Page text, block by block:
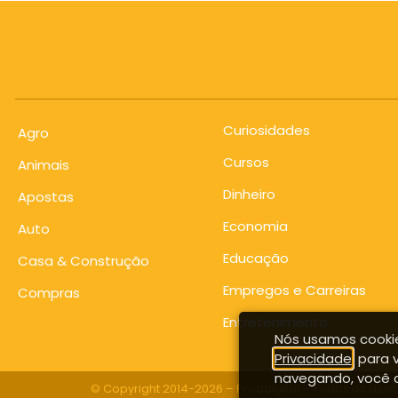
Agro
Animais
Apostas
Auto
Casa & Construção
Compras
Curiosidades
Cursos
Dinheiro
Economia
Educação
Empregos e Carreiras
Entretenimento
© Copyright 2014-2026 – Proddigital – Todos os
Nós usamos
Privacidade ,
navegando, você